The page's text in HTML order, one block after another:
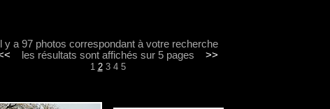
y a 97 photos correspondant à votre recherche
les résultats sont affichés sur 5 pages >>
1 2 3 4 5